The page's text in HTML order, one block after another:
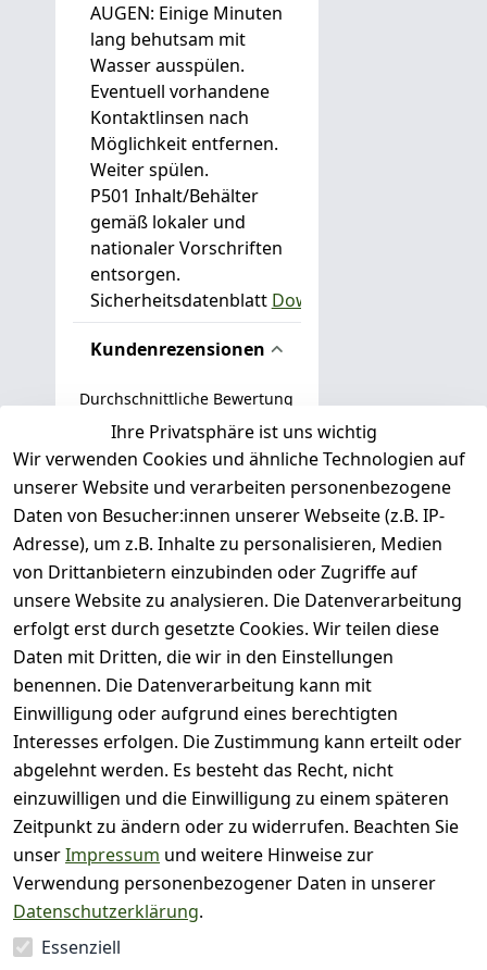
AUGEN: Einige Minuten
lang behutsam mit
Wasser ausspülen.
Eventuell vorhandene
Kontaktlinsen nach
Möglichkeit entfernen.
Weiter spülen.
P501 Inhalt/Behälter
gemäß lokaler und
nationaler Vorschriften
entsorgen.
Sicherheitsdatenblatt Download
Kundenrezensionen
Durchschnittliche Bewertung
0
Basierend auf 0 Bewertung(en)
Bewertung abgeben
5
( 0
)
4
( 0
)
3
( 0
)
2
( 0
1
)
Es hat noch niemand
eine Bewertung für
diesen Artikel
abgegeben
Ihre Privatsphäre ist uns wichtig
Wir verwenden Cookies und ähnliche Technologien auf
unserer Website und verarbeiten personenbezogene
Daten von Besucher:innen unserer Webseite (z.B. IP-
Adresse), um z.B. Inhalte zu personalisieren, Medien
von Drittanbietern einzubinden oder Zugriffe auf
unsere Website zu analysieren. Die Datenverarbeitung
erfolgt erst durch gesetzte Cookies. Wir teilen diese
Daten mit Dritten, die wir in den Einstellungen
benennen. Die Datenverarbeitung kann mit
Einwilligung oder aufgrund eines berechtigten
Interesses erfolgen. Die Zustimmung kann erteilt oder
abgelehnt werden. Es besteht das Recht, nicht
einzuwilligen und die Einwilligung zu einem späteren
Zeitpunkt zu ändern oder zu widerrufen. Beachten Sie
unserImpressum und weitere Hinweise zur
Verwendung personenbezogener Daten in unserer
Datenschutzerklärung.
Essenziell